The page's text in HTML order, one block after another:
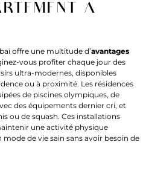
à
offre une multitude d’avantages
vous profiter chaque jour des
ultra-modernes, disponibles
ou à proximité. Les résidences
de piscines olympiques, de
des équipements dernier cri, et
ou de squash. Ces installations
une activité physique
de vie sain sans avoir besoin de